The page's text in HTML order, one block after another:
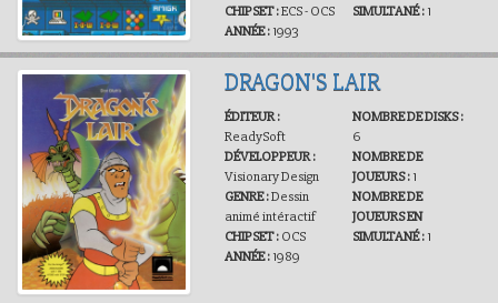
CHIPSET :ECS - OCS
ANNÉE :1993
SIMULTANÉ :1
DRAGON'S LAIR
ÉDITEUR :
ReadySoft
DÉVELOPPEUR :
Visionary Design
GENRE :Dessin
animé intéractif
CHIPSET :OCS
ANNÉE :1989
NOMBRE DE DISKS :
6
NOMBRE DE
JOUEURS :1
NOMBRE DE
JOUEURS EN
SIMULTANÉ :1